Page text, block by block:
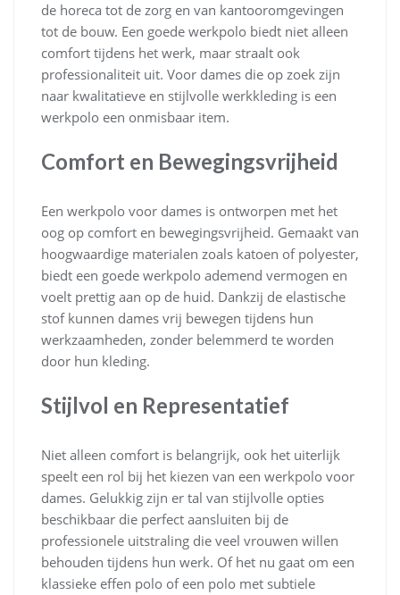
de horeca tot de zorg en van kantooromgevingen
tot de bouw. Een goede werkpolo biedt niet alleen
comfort tijdens het werk, maar straalt ook
professionaliteit uit. Voor dames die op zoek zijn
naar kwalitatieve en stijlvolle werkkleding is een
werkpolo een onmisbaar item.
Comfort en Bewegingsvrijheid
Een werkpolo voor dames is ontworpen met het
oog op comfort en bewegingsvrijheid. Gemaakt van
hoogwaardige materialen zoals katoen of polyester,
biedt een goede werkpolo ademend vermogen en
voelt prettig aan op de huid. Dankzij de elastische
stof kunnen dames vrij bewegen tijdens hun
werkzaamheden, zonder belemmerd te worden
door hun kleding.
Stijlvol en Representatief
Niet alleen comfort is belangrijk, ook het uiterlijk
speelt een rol bij het kiezen van een werkpolo voor
dames. Gelukkig zijn er tal van stijlvolle opties
beschikbaar die perfect aansluiten bij de
professionele uitstraling die veel vrouwen willen
behouden tijdens hun werk. Of het nu gaat om een
klassieke effen polo of een polo met subtiele